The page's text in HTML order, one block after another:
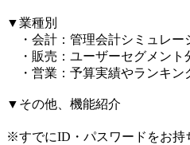
▼業種別​
・会計：管理会計シミュレー
・販売：ユーザーセグメント
・営業：予算実績やランキン
▼その他、機能紹介​
※すでにID・パスワードをお持